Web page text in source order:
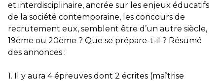
et interdisciplinaire, ancrée sur les enjeux éducatifs
de la société contemporaine, les concours de
recrutement eux, semblent être d’un autre siècle,
19ème ou 20ème ? Que se prépare-t-il ? Résumé
des annonces :
1. Il y aura 4 épreuves dont 2 écrites (maîtrise